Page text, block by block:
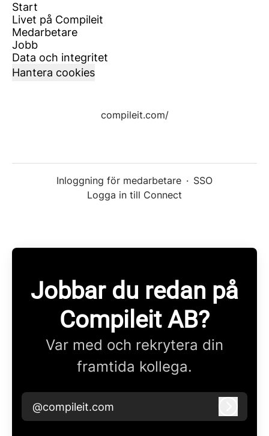
Start
Livet på Compileit
Medarbetare
Jobb
Data och integritet
Hantera cookies
compileit.com/
Inloggning för medarbetare · SSO
Logga in till Connect
Jobbar du redan på
Compileit AB?
Var med och rekrytera din
framtida kollega.
@compileit.com